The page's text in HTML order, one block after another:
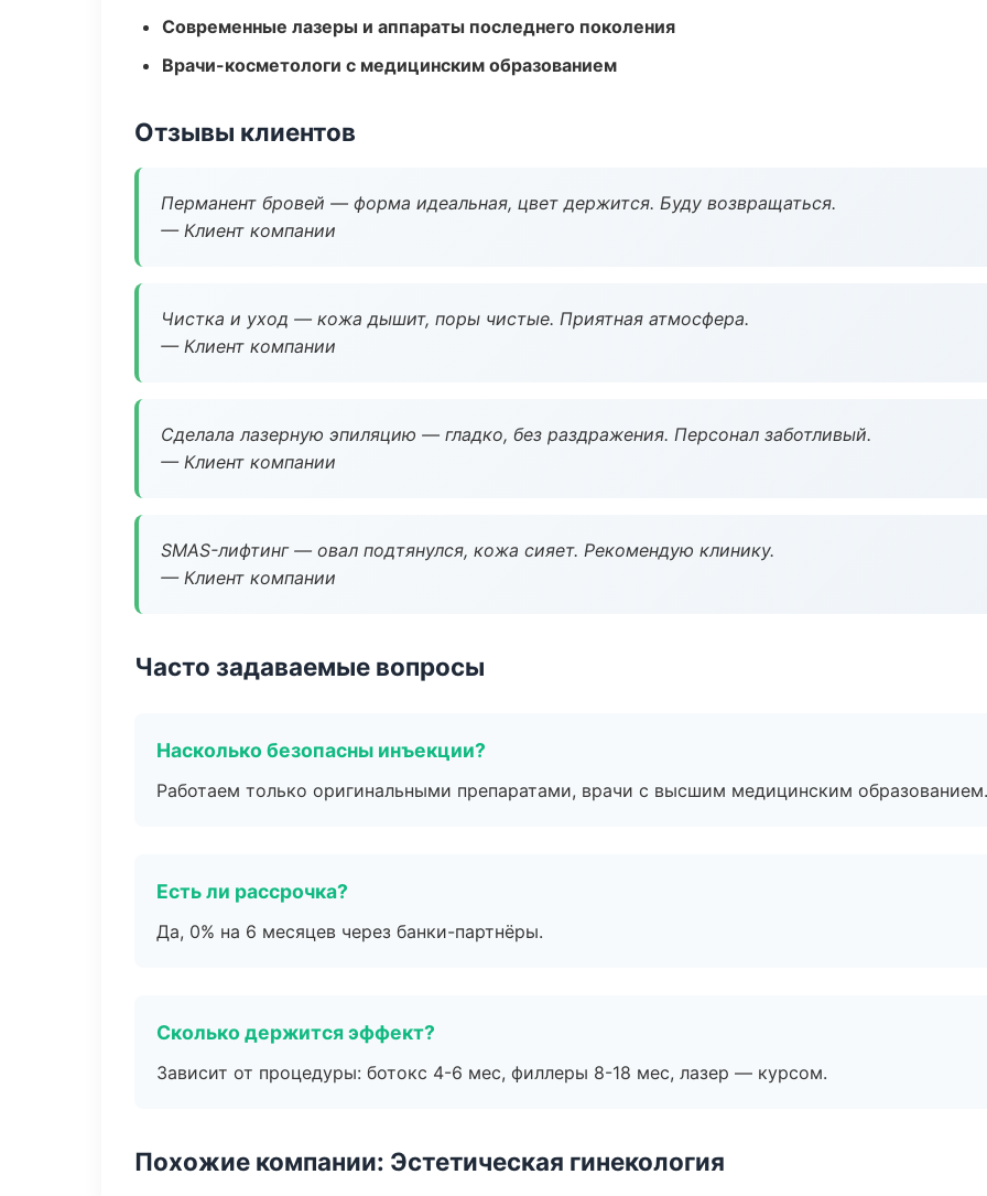
Современные лазеры и аппараты последнего поколения
Врачи-косметологи с медицинским образованием
Отзывы клиентов
Перманент бровей — форма идеальная, цвет держится. Буду возвращаться.
— Клиент компании
Чистка и уход — кожа дышит, поры чистые. Приятная атмосфера.
— Клиент компании
Сделала лазерную эпиляцию — гладко, без раздражения. Персонал заботливый.
— Клиент компании
SMAS-лифтинг — овал подтянулся, кожа сияет. Рекомендую клинику.
— Клиент компании
Часто задаваемые вопросы
Насколько безопасны инъекции?
Работаем только оригинальными препаратами, врачи с высшим медицинским образованием.
Есть ли рассрочка?
Да, 0% на 6 месяцев через банки-партнёры.
Сколько держится эффект?
Зависит от процедуры: ботокс 4-6 мес, филлеры 8-18 мес, лазер — курсом.
Похожие компании: Эстетическая гинекология